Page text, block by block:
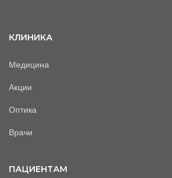
КЛИНИКА
Медицина
Акции
Оптика
Врачи
ПАЦИЕНТАМ